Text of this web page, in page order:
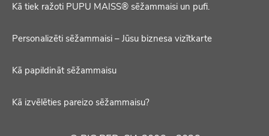
Kā tiek ražoti PUPU MAISS® sēžammaisi un pufi.
Personalizēti sēžammaisi – Jūsu biznesa vizītkarte
Kā papildināt sēžammaisu
Kā izvēlēties pareizo sēžammaisu?